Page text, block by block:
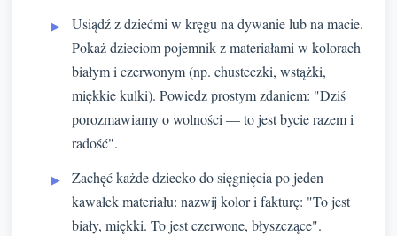
Usiądź z dziećmi w kręgu na dywanie lub na macie.
Pokaż dzieciom pojemnik z materiałami w kolorach
białym i czerwonym (np. chusteczki, wstążki,
miękkie kulki). Powiedz prostym zdaniem: "Dziś
porozmawiamy o wolności — to jest bycie razem i
radość".
Zachęć każde dziecko do sięgnięcia po jeden
kawałek materiału: nazwij kolor i fakturę: "To jest
biały, miękki. To jest czerwone, błyszczące".